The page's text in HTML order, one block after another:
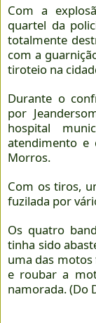
Com a
quartel da
totalmente
com a
tiroteio na
Durante o
por
hospital
atendimento e
Morros.
Com os tiros,
fuzilada por
Os quatro
tinha sido
uma das
e roubar a
namorada. (Do